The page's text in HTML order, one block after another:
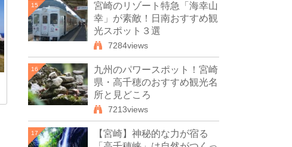
15
宮崎のリゾート特急「海幸山
幸」が素敵！日南おすすめ観
光スポット３選
7284views
16
九州のパワースポット！宮崎
県・高千穂のおすすめ観光名
所と見どころ
7213views
17
【宮崎】神秘的な力が宿る